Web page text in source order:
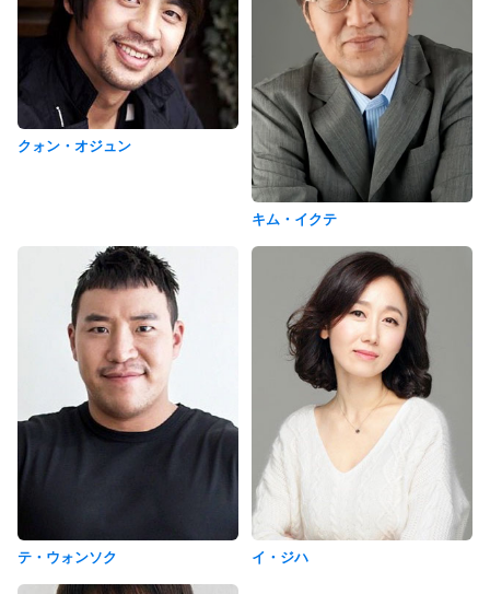
クォン・オジュン
キム・イクテ
テ・ウォンソク イ・ジハ